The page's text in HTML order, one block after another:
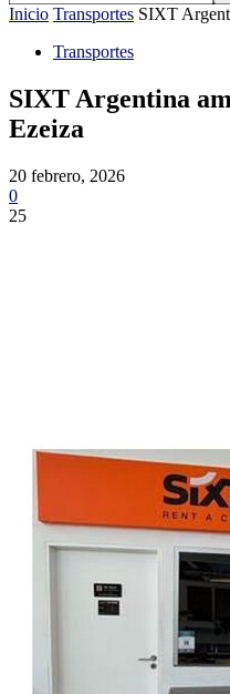
Inicio Transportes SIXT
Transportes
SIXT Argentina
Ezeiza
20 febrero, 2026
0
25